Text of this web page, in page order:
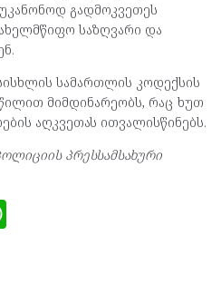
გადმოკვეთეს
საზღვარი და
სამართლის კოდექსის
მიმდინარეობს, რაც ხუთ
აღკვეთას ითვალისწინებს.
პრესსამსახური